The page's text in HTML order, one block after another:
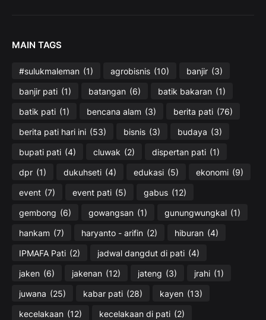
MAIN TAGS
#sulukmaleman (1) agrobisnis (10) banjir (3)
banjir pati (1) batangan (6) batik bakaran (1)
batik pati (1) bencana alam (3) berita pati (76)
berita pati hari ini (53) bisnis (3) budaya (3)
bupati pati (4) cluwak (2) dispertan pati (1)
dpr (1) dukuhseti (4) edukasi (5) ekonomi (9)
event (7) event pati (5) gabus (12)
gembong (6) gowangsan (1) gunungwungkal (1)
hankam (7) haryanto - arifin (2) hiburan (4)
IPMAFA Pati (2) jadwal dangdut di pati (4)
jaken (6) jakenan (12) jateng (3) jrahi (1)
juwana (25) kabar pati (28) kayen (13)
kecelakaan (12) kecelakaan di pati (2)